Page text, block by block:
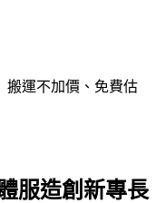
搬運不加價、免費估
服造創新專長